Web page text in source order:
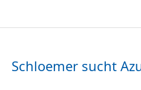
Schloemer sucht